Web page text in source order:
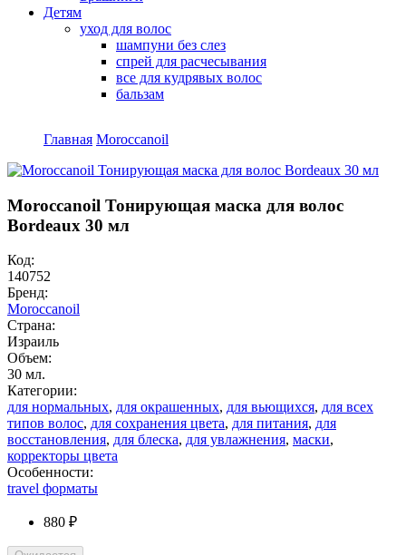
Детям
уход для волос
шампуни без слез
спрей для расчесывания
все для кудрявых волос
бальзам
Вы здесь
Главная Moroccanoil
Moroccanoil Тонирующая маска для волос
Bordeaux 30 мл
Код:
140752
Бренд:
Moroccanoil
Страна:
Израиль
Объем:
30 мл.
Категории:
для нормальных, для окрашенных, для вьющихся, для всех
типов волос, для сохранения цвета, для питания, для
восстановления, для блеска, для увлажнения, маски,
корректоры цвета
Особенности:
travel форматы
880 ₽